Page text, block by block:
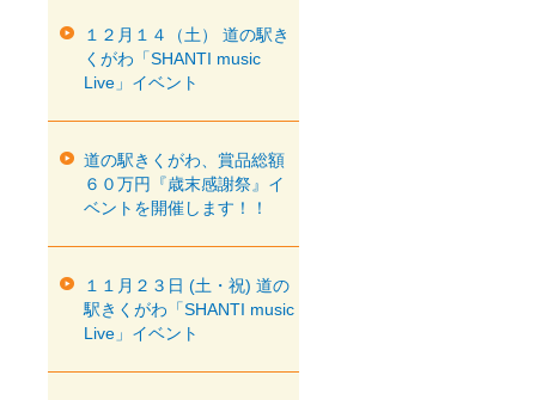
１２月１４（土） 道の駅き
くがわ「SHANTI music
Live」イベント
道の駅きくがわ、賞品総額
６０万円『歳末感謝祭』イ
ベントを開催します！！
１１月２３日 (土・祝) 道の
駅きくがわ「SHANTI music
Live」イベント